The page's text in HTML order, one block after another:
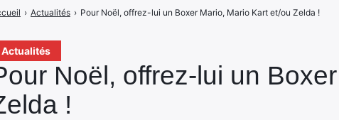
Actualités
Noël, offrez-lui un
!
› Actualités › Pour Noël, offrez-lui un Boxer Mario, Mario Kart et/ou Zelda !